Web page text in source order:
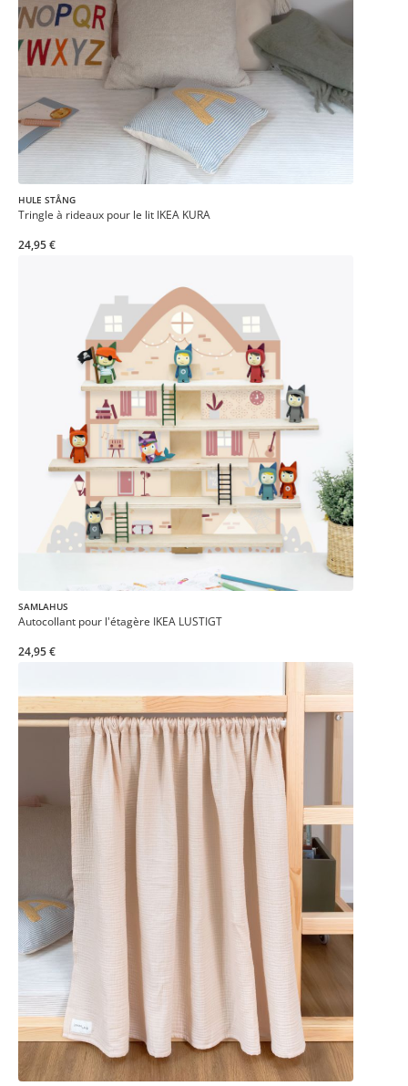
HULE STÅNG
Tringle à rideaux pour le lit IKEA KURA
24,95 €
SAMLAHUS
Autocollant pour l'étagère IKEA LUSTIGT
24,95 €